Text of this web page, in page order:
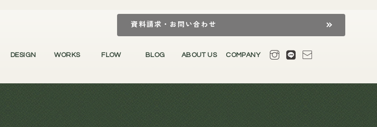
資料請求・お問い合わせ
DESIGN WORKS FLOW BLOG ABOUT US COMPANY